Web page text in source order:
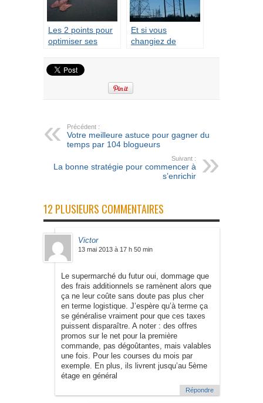
Les 2 points pour
optimiser ses
Et si vous
changiez de
économies ?
Précédent :
Votre meilleure astuce pour gagner du
temps par 104 blogueurs
Suivant :
La bonne stratégie pour commencer à
s’enrichir
12 PLUSIEURS COMMENTAIRES
Victor
13 mai 2013 à 17 h 50 min
Le supermarché du futur oui, dommage que
des frais additionnels se ramènent alors que
ça ne leur coûte sans doute pas plus cher
en terme logistique. J’espère qu’à terme ça
se généralise vraiment pour que ces taxes
puissent disparaître. A noter : des offres
promos sur le net pour la première
commande, pas dégoûtantes, mais valables
une fois. Pour les courses du mois par
exemple. En plus, ils livrent jusqu’au 5ème
étage en général
Répondre